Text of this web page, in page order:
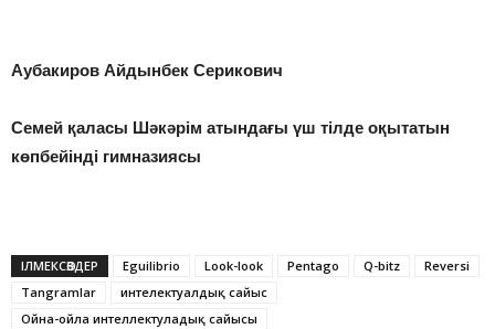
Аубакиров Айдынбек Серикович
Семей қаласы Шәкәрім атындағы үш тілде оқытатын
көпбейінді гимназиясы
ІЛМЕКСӨЗДЕР Eguilibrio Look-look Pentago Q-bitz
Reversi
Tangramlar
интелектуалдық сайыс
Ойна-ойла интеллектуладық сайысы